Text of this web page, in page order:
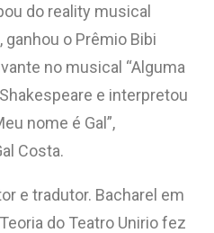
do reality musical
ganhou o Prêmio Bibi
no musical “Alguma
e interpretou
nome é Gal”,
Costa.
e tradutor. Bacharel em
do Teatro Unirio fez